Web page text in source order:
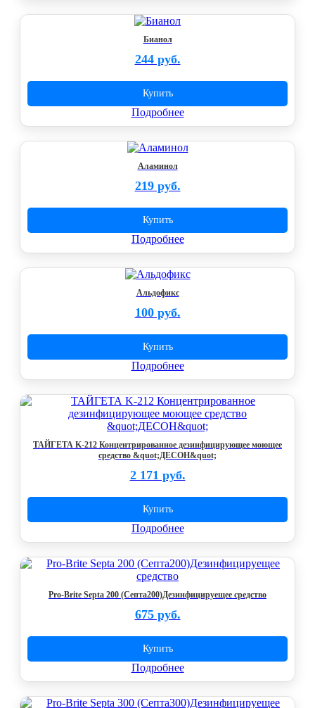
Бианол
244 руб.
Купить
Подробнее
Аламинол
219 руб.
Купить
Подробнее
Альдофикс
100 руб.
Купить
Подробнее
ТАЙГЕТА K-212 Концентрированное дезинфицирующее моющее
средство &quot;ДЕСОН&quot;
2 171 руб.
Купить
Подробнее
Pro-Brite Septa 200 (Септа200)Дезинфицируещее средство
675 руб.
Купить
Подробнее